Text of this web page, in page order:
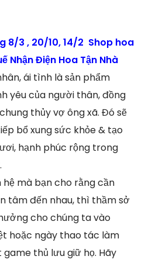
8/3 , 20/10, 14/2 Shop hoa
Nhận Điện Hoa Tận Nhà
ái tình là sản phẩm
yêu của người thân, đồng
thủy vợ ông xã. Đó sẽ
bổ xung sức khỏe & tạo
hạnh phúc rộng trong
mà bạn cho rằng cần
tâm đến nhau, thì thầm sở
cho chúng ta vào
hoặc ngày thao tác làm
thủ lưu giữ họ. Hãy